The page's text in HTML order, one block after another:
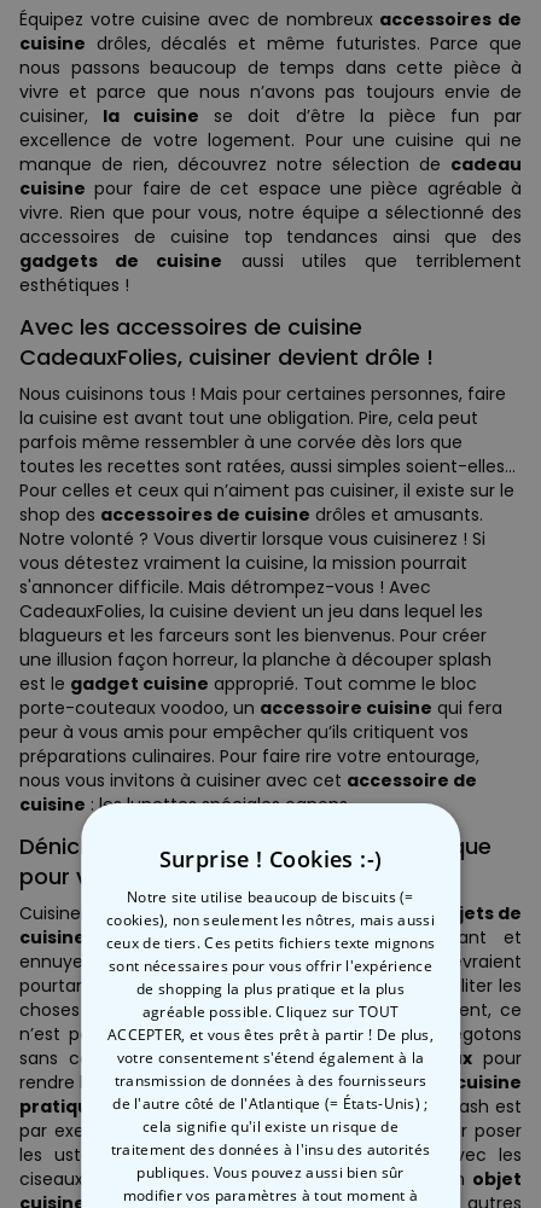
Équipez votre cuisine avec de nombreux accessoires de
cuisine drôles, décalés et même futuristes. Parce que
nous passons beaucoup de temps dans cette pièce à
vivre et parce que nous n’avons pas toujours envie de
cuisiner, la cuisine se doit d’être la pièce fun par
excellence de votre logement. Pour une cuisine qui ne
manque de rien, découvrez notre sélection de cadeau
cuisine pour faire de cet espace une pièce agréable à
vivre. Rien que pour vous, notre équipe a sélectionné des
accessoires de cuisine top tendances ainsi que des
gadgets de cuisine aussi utiles que terriblement
esthétiques !
Avec les accessoires de cuisine
CadeauxFolies, cuisiner devient drôle !
Nous cuisinons tous ! Mais pour certaines personnes, faire
la cuisine est avant tout une obligation. Pire, cela peut
parfois même ressembler à une corvée dès lors que
toutes les recettes sont ratées, aussi simples soient-elles…
Pour celles et ceux qui n’aiment pas cuisiner, il existe sur le
shop des accessoires de cuisine drôles et amusants.
Notre volonté ? Vous divertir lorsque vous cuisinerez ! Si
vous détestez vraiment la cuisine, la mission pourrait
s'annoncer difficile. Mais détrompez-vous ! Avec
CadeauxFolies, la cuisine devient un jeu dans lequel les
blagueurs et les farceurs sont les bienvenus. Pour créer
une illusion façon horreur, la planche à découper splash
est le gadget cuisine approprié. Tout comme le bloc
porte-couteaux voodoo, un accessoire cuisine qui fera
peur à vous amis pour empêcher qu’ils critiquent vos
préparations culinaires. Pour faire rire votre entourage,
nous vous invitons à cuisiner avec cet accessoire de
cuisine : les lunettes spéciales ognons.
Dénichez des ustensiles de cuisine pratique
pour vos accessoires de cuisine
Cuisiner lorsque nous ne disposons pas des bons objets de
cuisine, cela peut vite devenir chiant, barbant et
ennuyeux. Tous lesaccessoires de cuisinedevraient
pourtant être pratiques et ingénieux pour nous faciliter les
choses dans notre quotidien. Mais malheureusement, ce
n’est pas toujours le cas… C’est pourquoi nous dégotons
sans cesse desustensiles de cuisine ingénieux pour
rendre la cuisine pratique. Essayer un ustensile de cuisine
pratique
, c’est l’adopter ! Le plateau collecteur splash est
par exemple unaccessoire cuisinepratique pour poser
les ustensiles. Envie de partager une pizza ? Avec les
ciseaux à pizza spatule, vous disposerez enfin d’un objet
Surprise ! Cookies :-)
Notre site utilise beaucoup de biscuits (=
cookies), non seulement les nôtres, mais aussi
ceux de tiers. Ces petits fichiers texte mignons
sont nécessaires pour vous offrir l'expérience
de shopping la plus pratique et la plus
agréable possible. Cliquez sur TOUT
ACCEPTER, et vous êtes prêt à partir ! De plus,
votre consentement s'étend également à la
transmission de données à des fournisseurs
de l'autre côté de l'Atlantique (= États-Unis) ;
cela signifie qu'il existe un risque de
traitement des données à l'insu des autorités
publiques. Vous pouvez aussi bien sûr
modifier vos paramètres à tout moment à